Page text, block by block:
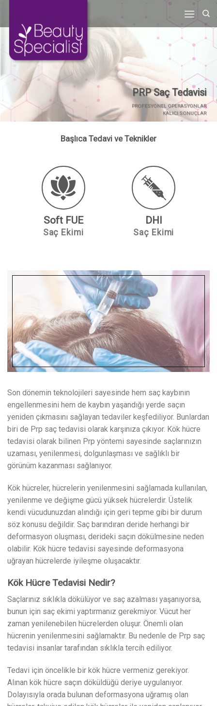
content
PRP Saç Tedavisi
PROFESYONEL OPERASYONLAR
KALICI SONUÇLAR
Başlıca Tedavi ve Teknikler
Soft FUE
Saç Ekimi
DHI
Saç Ekimi
Son dönemin teknolojileri sayesinde hem saç kaybının
engellenmesini hem de kaybın yaşandığı yerde saçın
yeniden çıkmasını sağlayan tedaviler keşfediliyor. Bunlardan
biri de Prp saç tedavisi olarak karşınıza çıkıyor. Kök hücre
tedavisi olarak bilinen Prp yöntemi sayesinde saçlarınızın
uzaması, yenilenmesi, dolgunlaşması ve sağlıklı bir
görünüm kazanması sağlanıyor.
Kök hücreler, hücrelerin yenilenmesini sağlamada kullanılan,
yenilenme ve değişme gücü yüksek hücrelerdir. Üstelik
kendi vücudunuzdan alındığı için geri tepme gibi bir durum
söz konusu değildir. Saç barındıran deride herhangi bir
deformasyon oluşması, derideki saçın dökülmesine neden
olabilir. Kök hücre tedavisi sayesinde deformasyona
uğrayan hücrelerde iyileşme oluşacaktır.
Kök Hücre Tedavisi Nedir?
Saçlarınız sıklıkla dökülüyor ve saç azalması yaşanıyorsa,
bunun için saç ekimi yaptırmanız gerekmiyor. Vücut her
zaman yenilenebilen hücrelerden oluşur. Önemli olan
hücrenin yenilenmesini sağlamaktır. Bu nedenle de Prp saç
tedavisi insanlar tarafından sıklıkla tercih ediliyor.
Tedavi için öncelikle bir kök hücre vermeniz gerekiyor.
Alınan kök hücre saçın döküldüğü deriye uygulanıyor.
Dolayısıyla orada bulunan deformasyona uğramış olan